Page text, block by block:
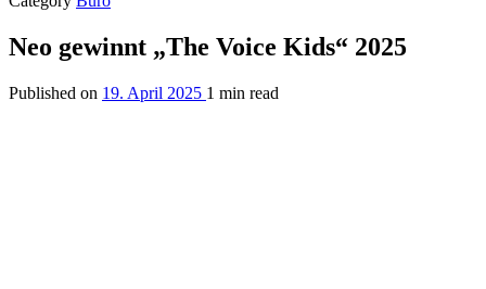
Neo gewinnt „The Voice Kids“ 2025
Published on 19. April 2025 1 min read